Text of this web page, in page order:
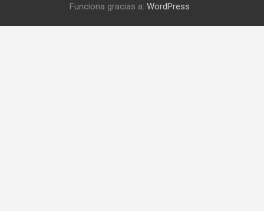
Funciona gracias a: WordPress